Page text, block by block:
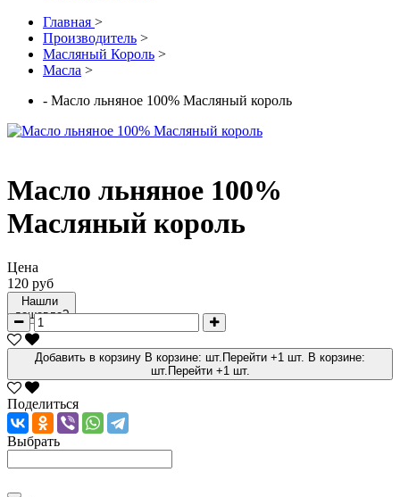
Главная >
Производитель >
Масляный Король >
Масла >
- Масло льняное 100% Масляный король
Масло льняное 100%
Масляный король
Цена
120 руб
Нашли
дешевле?
Добавить в корзину В корзине: шт. Перейти +1 шт. В корзине:
шт. Перейти +1 шт.
Поделиться
Выбрать